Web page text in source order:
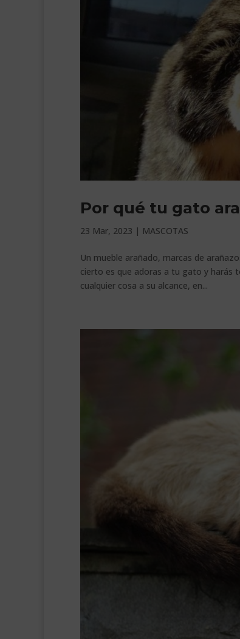
Por qué tu gato
23 Mar, 2023 | MASCOTAS
Un mueble arañado, marcas de
cierto es que adoras a tu gato y harás
cualquier cosa a su alcance, en...